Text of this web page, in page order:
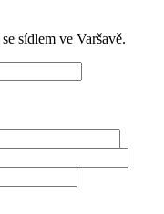
sídlem ve Varšavě.